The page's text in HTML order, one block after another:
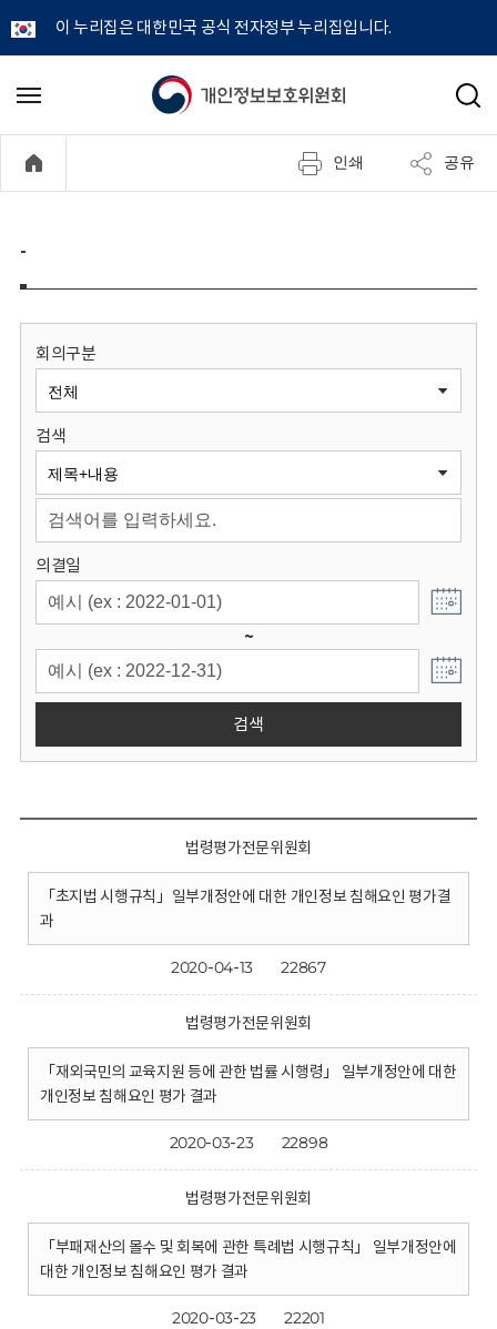
이 누리집은 대한민국 공식 전자정부 누리집입니다.
개
정
보
원
회
메
기
검
인쇄 공유
-
회의구분
검색
의결일
~
검색
법령평가전문위원회
「초지법 시행규칙」일부개정안에 대한 개인정보 침해요인 평가결
과
2020-04-13 22867
법령평가전문위원회
「재외국민의 교육지원 등에 관한 법률 시행령」 일부개정안에 대한
개인정보 침해요인 평가 결과
2020-03-23 22898
법령평가전문위원회
「부패재산의 몰수 및 회복에 관한 특례법 시행규칙」 일부개정안에
대한 개인정보 침해요인 평가 결과
2020-03-23 22201